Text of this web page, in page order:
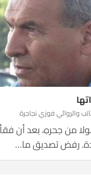
والروائي فوزي نجاجرة
من جحرهِ، بعد أن
رفض تصديق ما…